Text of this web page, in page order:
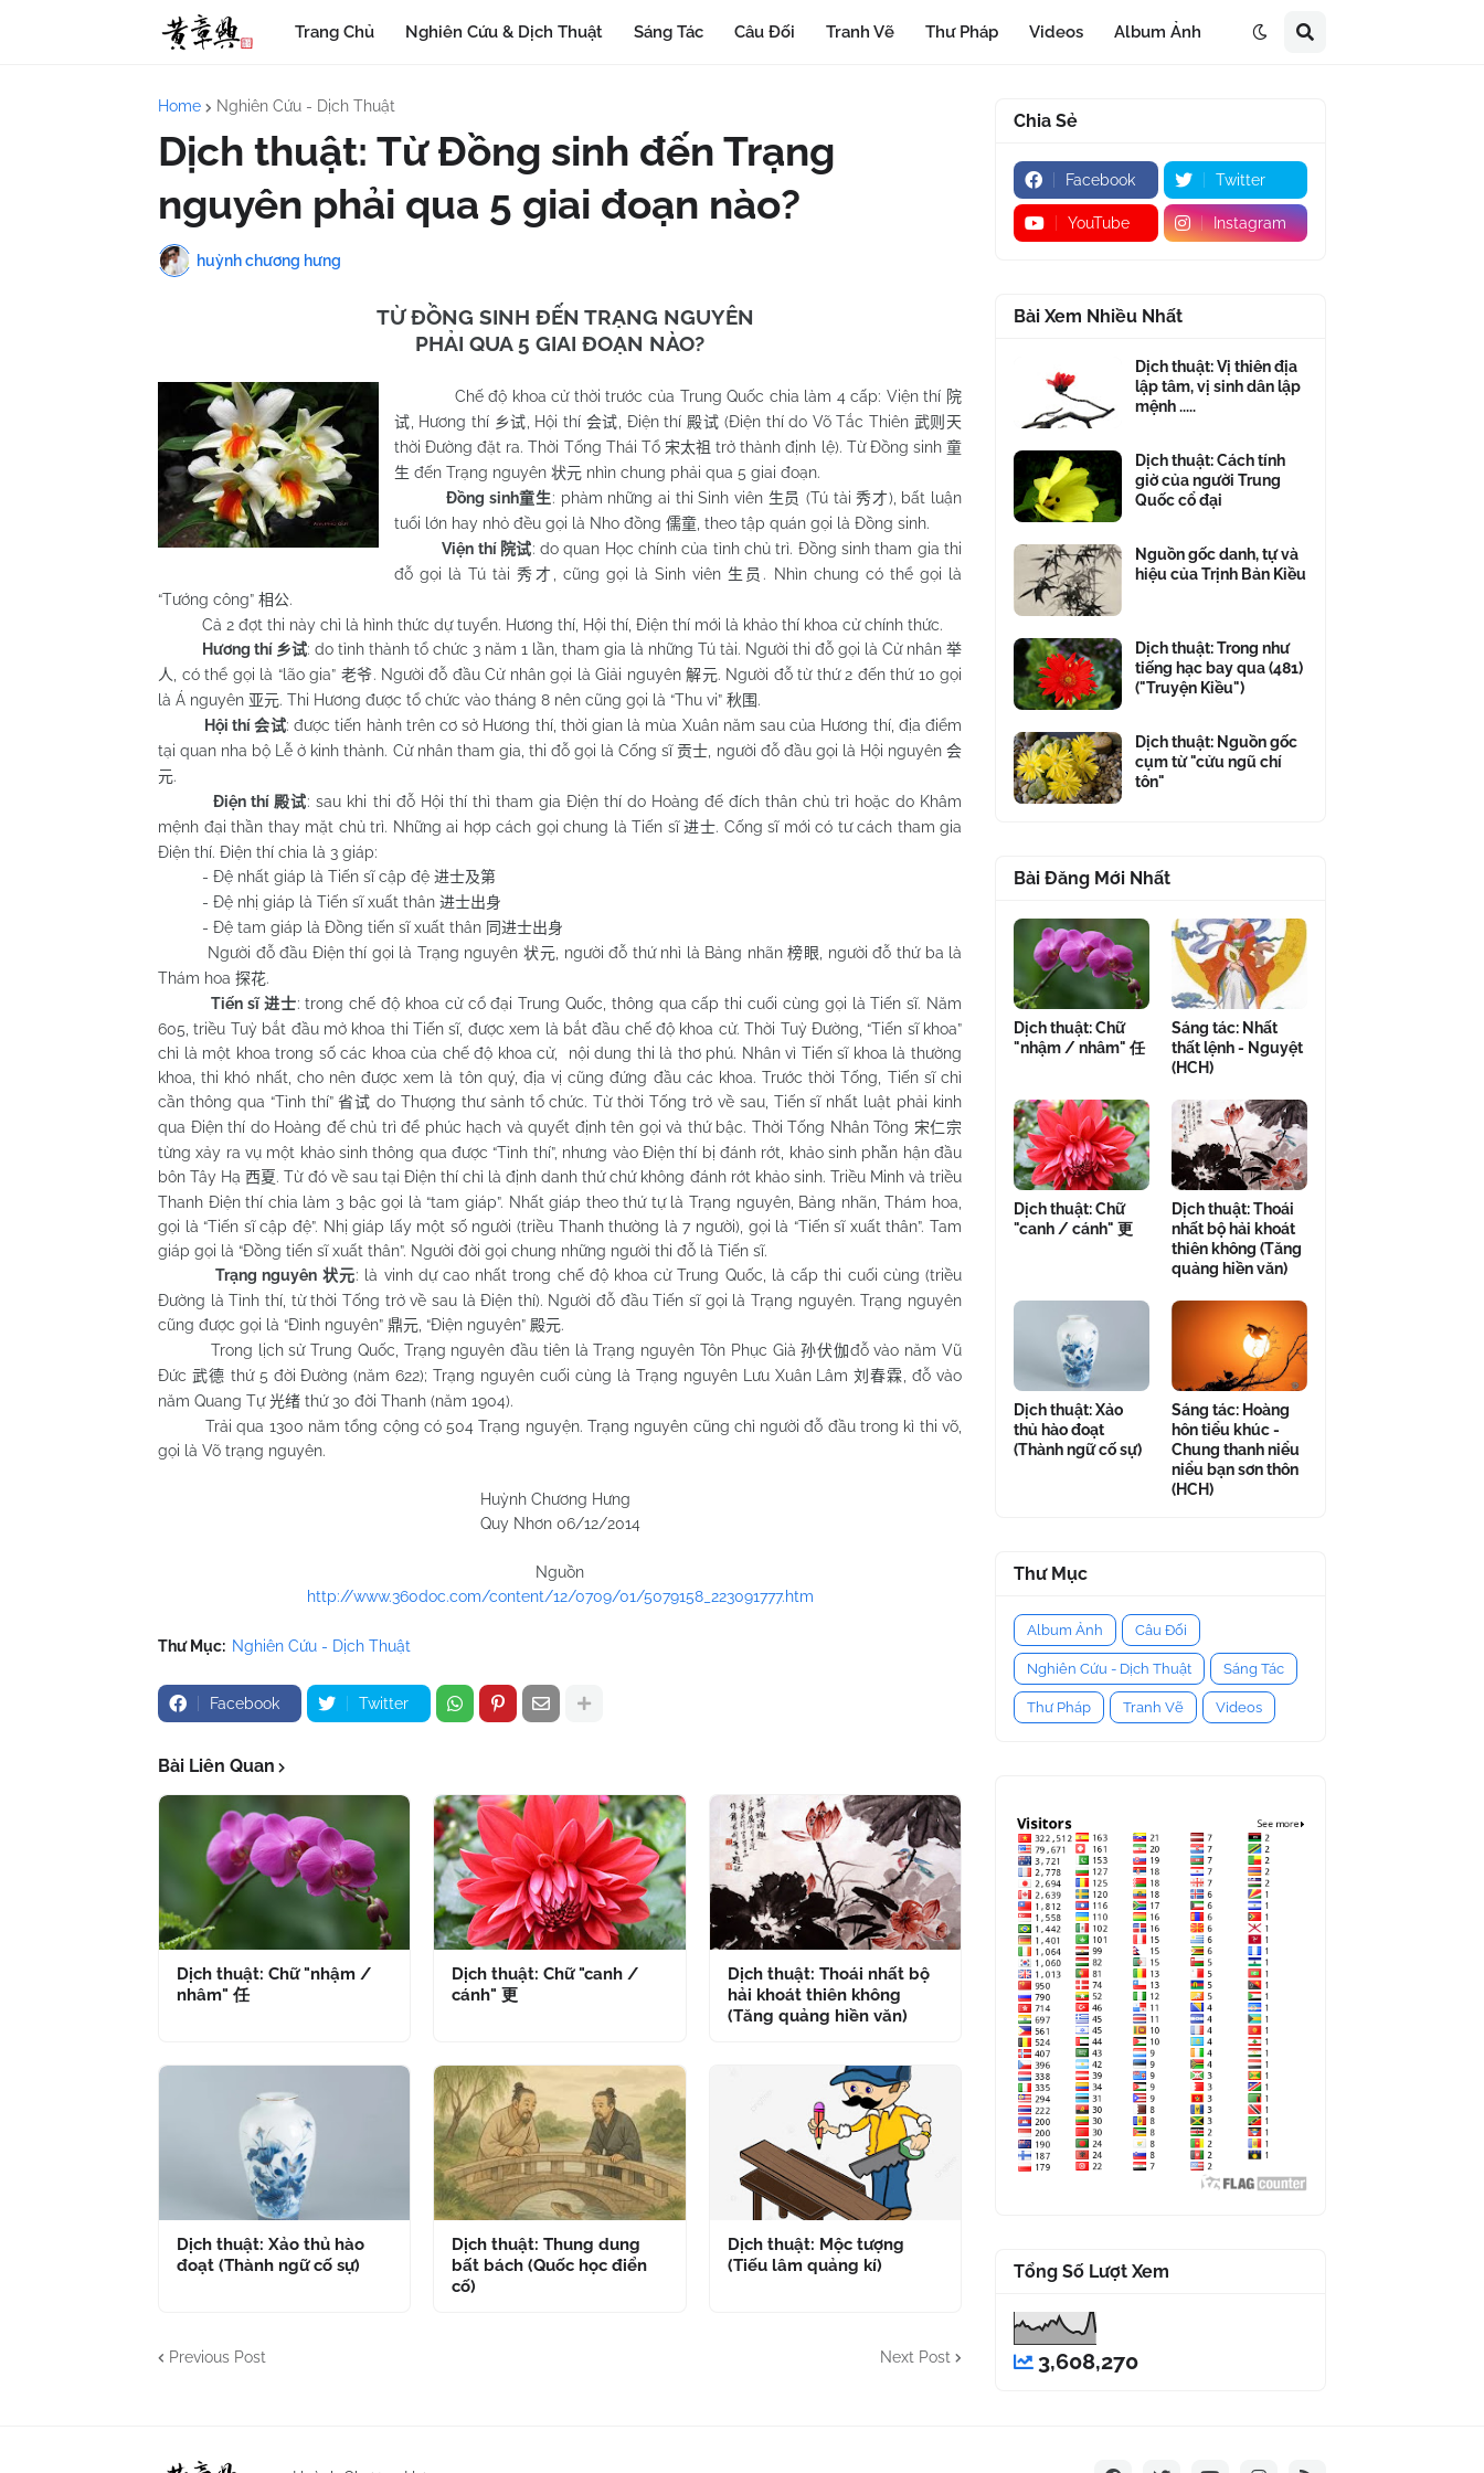
Trang Chủ Nghiên Cứu & Dịch Thuật Sáng Tác Câu Đối Tranh Vẽ Thư Pháp Videos Album Ảnh
Home Nghiên Cứu - Dịch Thuật
Dịch thuật: Từ Đồng sinh đến Trạng
nguyên phải qua 5 giai đoạn nào?
huỳnh chương hưng
TỪ ĐỒNG SINH ĐẾN TRẠNG NGUYÊN
PHẢI QUA 5 GIAI ĐOẠN NÀO?
Chế độ khoa cử thời trước của Trung Quốc chia làm 4 cấp: Viện thí 院
试 , Hương thí 乡试 , Hội thí 会试 , Điện thí 殿试 (Điện thí do Võ Tắc Thiên 武则天
thời Đường đặt ra. Thời Tống Thái Tổ 宋太祖 trở thành định lệ). Từ Đồng sinh童
生 đến Trạng nguyên 状元 nhìn chung phải qua 5 giai đoạn.
Đồng sinh童生: phàm những ai thi Sinh viên 生员 (Tú tài秀才), bất luận
tuổi lớn hay nhỏ đều gọi là Nho đồng 儒童 , theo tập quán gọi là Đồng sinh.
Viện thí 院试: do quan Học chính của tỉnh chủ trì. Đồng sinh tham gia thi
đỗ gọi là Tú tài秀才 , cũng gọi là Sinh viên 生员 . Nhìn chung có thể gọi là
“Tướng công” 相公.
Cả 2 đợt thi này chỉ là hình thức dự tuyển. Hương thí, Hội thí, Điện thí mới là khảo thí khoa cử chính thức.
Hương thí 乡试: do tỉnh thành tổ chức 3 năm 1 lần, tham gia là những Tú tài. Người thi đỗ gọi là Cử nhân 举
人 , có thể gọi là “lão gia” 老爷. Người đỗ đầu Cử nhân gọi là Giải nguyên解元. Người đỗ từ thứ 2 đến thứ 10 gọi
là Á nguyên 亚元. Thi Hương được tổ chức vào tháng 8 nên cũng gọi là “Thu vi” 秋围 .
Hội thí会试: được tiến hành trên cơ sở Hương thí, thời gian là mùa Xuân năm sau của Hương thí, địa điểm
tại quan nha bộ Lễ ở kinh thành. Cử nhân tham gia, thi đỗ gọi là Cống sĩ贡士 , người đỗ đầu gọi là Hội nguyên会
元.
Điện thí 殿试: sau khi thi đỗ Hội thí thì tham gia Điện thí do Hoàng đế đích thân chủ trì hoặc do Khâm
mệnh đại thần thay mặt chủ trì. Những ai hợp cách gọi chung là Tiến sĩ 进士. Cống sĩ mới có tư cách tham gia
Điện thí. Điện thí chia là 3 giáp:
- Đệ nhất giáp là Tiến sĩ cập đệ 进士及第
- Đệ nhị giáp là Tiến sĩ xuất thân 进士出身
- Đệ tam giáp là Đồng tiến sĩ xuất thân 同进士出身
Người đỗ đầu Điện thí gọi là Trạng nguyên状元 , người đỗ thứ nhì là Bảng nhãn榜眼
, người đỗ thứ ba là
Thám hoa 探花.
Tiến sĩ 进士: trong chế độ khoa cử cổ đại Trung Quốc, thông qua cấp thi cuối cùng gọi là Tiến sĩ. Năm
605, triều Tuỳ bắt đầu mở khoa thi Tiến sĩ, được xem là bắt đầu chế độ khoa cử. Thời Tuỳ Đường, “Tiến sĩ khoa”
chỉ là một khoa trong số các khoa của chế độ khoa cử, nội dung thi là thơ phú. Nhân vì Tiến sĩ khoa là thường
khoa, thi khó nhất, cho nên được xem là tôn quý, địa vị cũng đứng đầu các khoa. Trước thời Tống, Tiến sĩ chỉ
cần thông qua “Tỉnh thí”省试 do Thượng thư sảnh tổ chức. Từ thời Tống trở về sau, Tiến sĩ nhất luật phải kinh
qua Điện thí do Hoàng đế chủ trì để phúc hạch và quyết định tên gọi và thứ bậc. Thời Tống Nhân Tông 宋仁宗
từng xảy ra vụ một khảo sinh thông qua được “Tỉnh thí”, nhưng vào Điện thí bị đánh rớt, khảo sinh phẫn hận đầu
bôn Tây Hạ西夏 . Từ đó về sau tại Điện thí chỉ là định danh thứ chứ không đánh rớt khảo sinh. Triều Minh và triều
Thanh Điện thí chia làm 3 bậc gọi là “tam giáp”. Nhất giáp theo thứ tự là Trạng nguyên, Bảng nhãn, Thám hoa,
gọi là “Tiến sĩ cập đệ”. Nhị giáp lấy một số người (triều Thanh thường là 7 người), gọi là “Tiến sĩ xuất thân”. Tam
giáp gọi là “Đồng tiến sĩ xuất thân”. Người đời gọi chung những người thi đỗ là Tiến sĩ.
Trạng nguyên 状元: là vinh dự cao nhất trong chế độ khoa cử Trung Quốc, là cấp thi cuối cùng (triều
Đường là Tỉnh thí, từ thời Tống trở về sau là Điện thí). Người đỗ đầu Tiến sĩ gọi là Trạng nguyên. Trạng nguyên
cũng được gọi là “Đỉnh nguyên” 鼎元 , “Điện nguyên” 殿元.
Trong lịch sử Trung Quốc, Trạng nguyên đầu tiên là Trạng nguyên Tôn Phục Già孙伏伽 đỗ vào năm Vũ
Đức 武德 thứ 5 đời Đường (năm 622); Trạng nguyên cuối cùng là Trạng nguyên Lưu Xuân Lâm刘春霖 , đỗ vào
năm Quang Tự 光绪 thứ 30 đời Thanh (năm 1904).
Trải qua 1300 năm tổng cộng có 504 Trạng nguyện. Trạng nguyên cũng chỉ người đỗ đầu trong kì thi võ,
gọi là Võ trạng nguyên.
Huỳnh Chương Hưng
Quy Nhơn 06/12/2014
Nguồn
http://www.360doc.com/content/12/0709/01/5079158_223091777.htm
Thư Mục: Nghiên Cứu - Dịch Thuật
Facebook Twitter
Bài Liên Quan
Dịch thuật: Chữ "nhậm /
nhâm" 任
Dịch thuật: Chữ "canh /
cánh" 更
Dịch thuật: Thoái nhất bộ
hải khoát thiên không
(Tăng quảng hiền văn)
Dịch thuật: Xảo thủ hào
đoạt (Thành ngữ cố sự)
Dịch thuật: Thung dung
bất bách (Quốc học điển
cố)
Dịch thuật: Mộc tượng
(Tiếu lâm quảng kí)
Previous Post Next Post
Chia Sẻ
Facebook Twitter
YouTube Instagram
Bài Xem Nhiều Nhất
Dịch thuật: Vị thiên địa
lập tâm, vị sinh dân lập
mệnh .....
Dịch thuật: Cách tính
giờ của người Trung
Quốc cổ đại
Nguồn gốc danh, tự và
hiệu của Trịnh Bản Kiều
Dịch thuật: Trong như
tiếng hạc bay qua (481)
("Truyện Kiều")
Dịch thuật: Nguồn gốc
cụm từ "cửu ngũ chí
tôn"
Bài Đăng Mới Nhất
Dịch thuật: Chữ
"nhậm / nhâm" 任
Sáng tác: Nhất
thất lệnh - Nguyệt
(HCH)
Dịch thuật: Chữ
"canh / cánh" 更
Dịch thuật: Thoái
nhất bộ hải khoát
thiên không (Tăng
quảng hiền văn)
Dịch thuật: Xảo
thủ hào đoạt
(Thành ngữ cố sự)
Sáng tác: Hoàng
hôn tiểu khúc -
Chung thanh niểu
niểu bạn sơn thôn
(HCH)
Thư Mục
Album Ảnh Câu Đối
Nghiên Cứu - Dịch Thuật Sáng Tác
Thư Pháp Tranh Vẽ Videos
Tổng Số Lượt Xem
3,608,270